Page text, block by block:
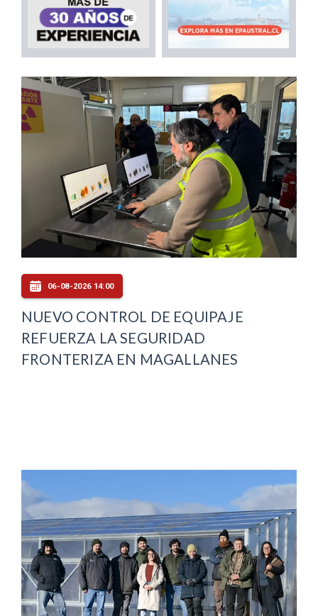
06-08-2026 14:00
NUEVO CONTROL DE EQUIPAJE
REFUERZA LA SEGURIDAD
FRONTERIZA EN MAGALLANES